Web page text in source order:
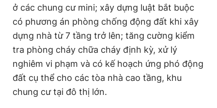
ở các chung cư mini; xây dựng luật bắt buộc
có phương án phòng chống động đất khi xây
dựng nhà từ 7 tầng trở lên; tăng cường kiểm
tra phòng cháy chữa cháy định kỳ, xử lý
nghiêm vi phạm và có kế hoạch ứng phó động
đất cụ thể cho các tòa nhà cao tầng, khu
chung cư tại đô thị lớn.